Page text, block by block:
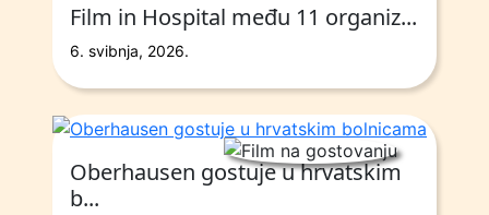
Film in Hospital među 11 organiz...
6. svibnja, 2026.
Oberhausen gostuje u hrvatskim
b...